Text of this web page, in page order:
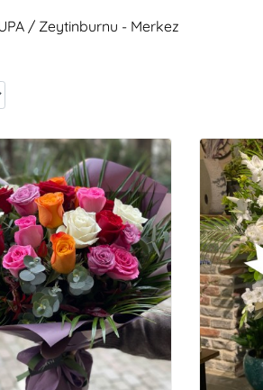
/ Zeytinburnu - Merkez